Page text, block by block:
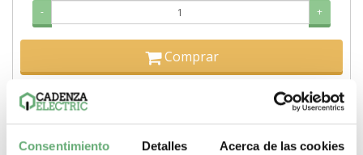
Consentimiento Detalles Acerca de las cookies
- +
Comprar